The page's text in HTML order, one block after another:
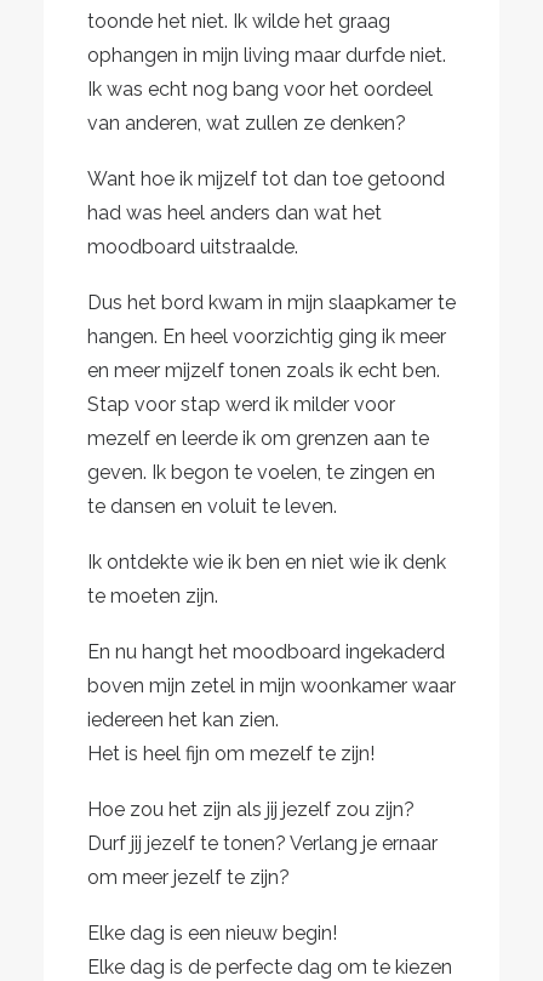
toonde het niet. Ik wilde het graag
ophangen in mijn living maar durfde niet.
Ik was echt nog bang voor het oordeel
van anderen, wat zullen ze denken?
Want hoe ik mijzelf tot dan toe getoond
had was heel anders dan wat het
moodboard uitstraalde.
Dus het bord kwam in mijn slaapkamer te
hangen. En heel voorzichtig ging ik meer
en meer mijzelf tonen zoals ik echt ben.
Stap voor stap werd ik milder voor
mezelf en leerde ik om grenzen aan te
geven. Ik begon te voelen, te zingen en
te dansen en voluit te leven.
Ik ontdekte wie ik ben en niet wie ik denk
te moeten zijn.
En nu hangt het moodboard ingekaderd
boven mijn zetel in mijn woonkamer waar
iedereen het kan zien.
Het is heel fijn om mezelf te zijn!
Hoe zou het zijn als jij jezelf zou zijn?
Durf jij jezelf te tonen? Verlang je ernaar
om meer jezelf te zijn?
Elke dag is een nieuw begin!
Elke dag is de perfecte dag om te kiezen